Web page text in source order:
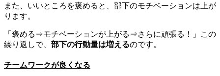
また、いいところを褒めると、部下のモチベーションは上が
ります。
「褒める⇒モチベーションが上がる⇒さらに頑張る！」この
繰り返しで、 部下の行動量は増えるのです。
チームワークが良くなる